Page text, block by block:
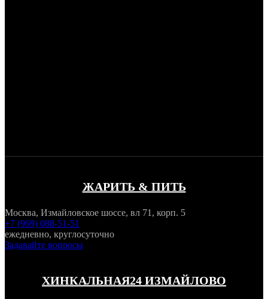
ЖАРИТЬ & ПИТЬ
Москва, Измайловское шоссе, вл 71, корп. 5
+7 (969) 088-51-51
ежедневно, круглосуточно
Задавайте вопросы
ХИНКАЛЬНАЯ24 ИЗМАЙЛОВО